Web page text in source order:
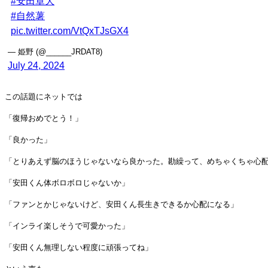
#自然薯
pic.twitter.com/VtQxTJsGX4
— 姫野 (@______JRDAT8)
July 24, 2024
この話題にネットでは
「復帰おめでとう！」
「良かった」
「とりあえず脳のほうじゃないなら良かった。勘繰って、めちゃくちゃ心配
「安田くん体ボロボロじゃないか」
「ファンとかじゃないけど、安田くん長生きできるか心配になる」
「インライ楽しそうで可愛かった」
「安田くん無理しない程度に頑張ってね」